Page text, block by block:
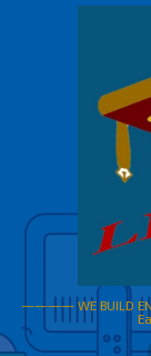
———— WE BUILD